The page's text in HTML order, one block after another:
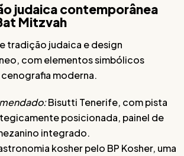
judaica contemporânea
Mitzvah
tradição judaica e design
com elementos simbólicos
moderna.
Bisutti Tenerife, com pista
posicionada, painel de
integrado.
kosher pelo BP Kosher, uma